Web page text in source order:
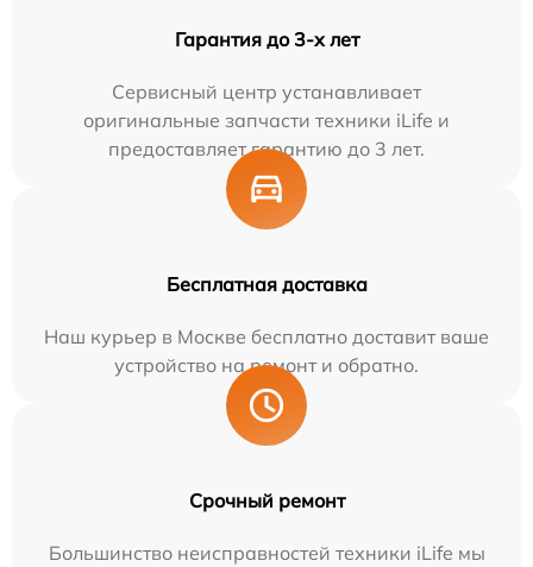
Гарантия до 3-х лет
Сервисный центр устанавливает
оригинальные запчасти техники iLife и
предоставляет гарантию до 3 лет.
Бесплатная доставка
Наш курьер в Москве бесплатно доставит ваше
устройство на ремонт и обратно.
Срочный ремонт
Большинство неисправностей техники iLife мы